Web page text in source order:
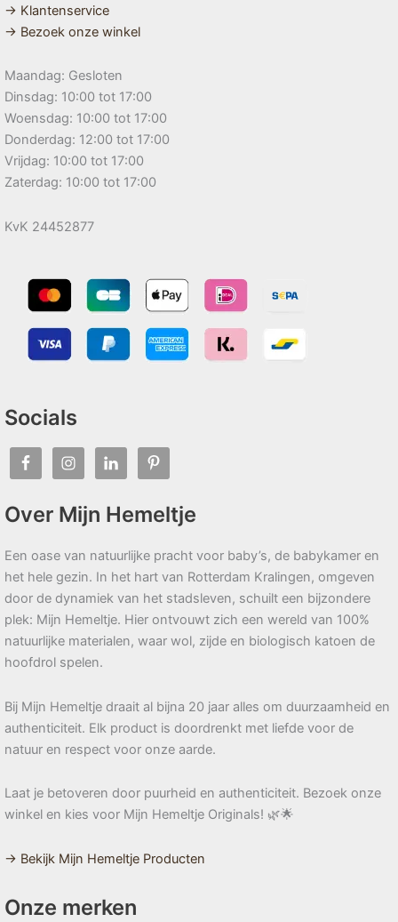
→ Klantenservice
→ Bezoek onze winkel
Maandag: Gesloten
Dinsdag: 10:00 tot 17:00
Woensdag: 10:00 tot 17:00
Donderdag: 12:00 tot 17:00
Vrijdag: 10:00 tot 17:00
Zaterdag: 10:00 tot 17:00
KvK 24452877
Socials
Over Mijn Hemeltje
Een oase van natuurlijke pracht voor baby’s, de babykamer en
het hele gezin. In het hart van Rotterdam Kralingen, omgeven
door de dynamiek van het stadsleven, schuilt een bijzondere
plek: Mijn Hemeltje. Hier ontvouwt zich een wereld van 100%
natuurlijke materialen, waar wol, zijde en biologisch katoen de
hoofdrol spelen.
Bij Mijn Hemeltje draait al bijna 20 jaar alles om duurzaamheid en
authenticiteit. Elk product is doordrenkt met liefde voor de
natuur en respect voor onze aarde.
Laat je betoveren door puurheid en authenticiteit. Bezoek onze
winkel en kies voor Mijn Hemeltje Originals! 🌿🌟
→ Bekijk Mijn Hemeltje Producten
Onze merken